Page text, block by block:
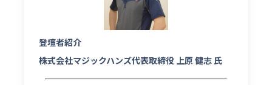
登壇者紹介
株式会社マジックハンズ代表取締役 上原 健志 氏